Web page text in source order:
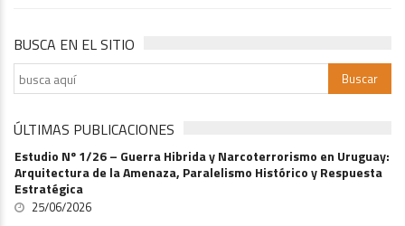
BUSCA EN EL SITIO
ÚLTIMAS PUBLICACIONES
Estudio Nº 1/26 – Guerra Hibrida y Narcoterrorismo en Uruguay:
Arquitectura de la Amenaza, Paralelismo Histórico y Respuesta
Estratégica
25/06/2026